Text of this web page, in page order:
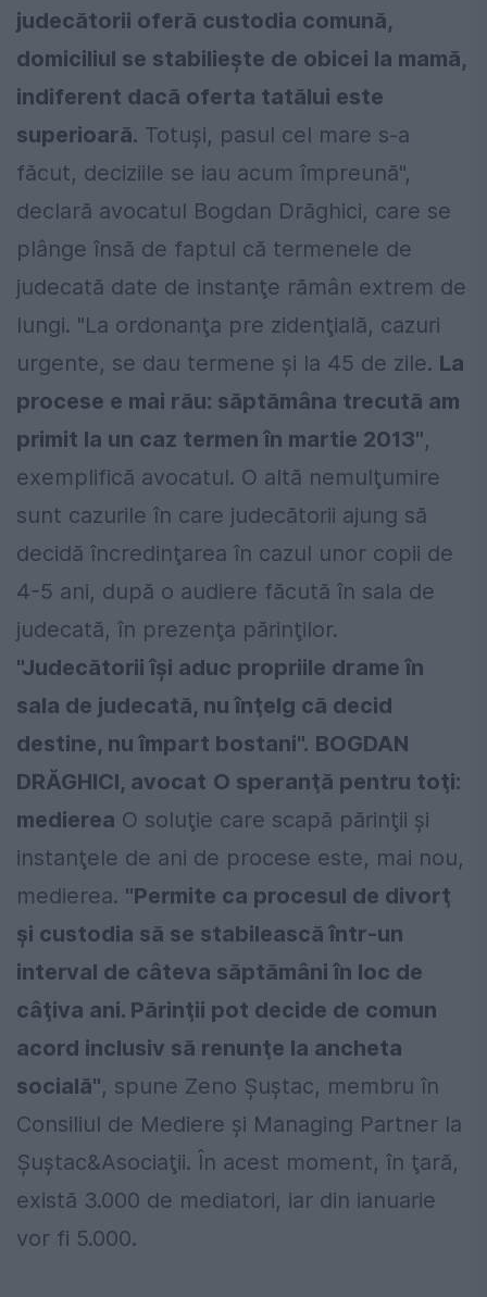
judecătorii oferă custodia comună,
domiciliul se stabilieşte de obicei la mamă,
indiferent dacă oferta tatălui este
superioară. Totuşi, pasul cel mare s-a
făcut, deciziile se iau acum împreună",
declară avocatul Bogdan Drăghici, care se
plânge însă de faptul că termenele de
judecată date de instanţe rămân extrem de
lungi. "La ordonanţa pre zidenţială, cazuri
urgente, se dau termene şi la 45 de zile. La
procese e mai rău: săptămâna trecută am
primit la un caz termen în martie 2013",
exemplifică avocatul. O altă nemulţumire
sunt cazurile în care judecătorii ajung să
decidă încredinţarea în cazul unor copii de
4-5 ani, după o audiere făcută în sala de
judecată, în prezenţa părinţilor.
"Judecătorii îşi aduc propriile drame în
sala de judecată, nu înţelg că decid
destine, nu împart bostani". BOGDAN
DRĂGHICI, avocat O speranţă pentru toţi:
medierea O soluţie care scapă părinţii şi
instanţele de ani de procese este, mai nou,
medierea. "Permite ca procesul de divorţ
şi custodia să se stabilească într-un
interval de câteva săptămâni în loc de
câţiva ani. Părinţii pot decide de comun
acord inclusiv să renunţe la ancheta
socială", spune Zeno Şuştac, membru în
Consiliul de Mediere şi Managing Partner la
Şuştac&Asociaţii. În acest moment, în ţară,
există 3.000 de mediatori, iar din ianuarie
vor fi 5.000.